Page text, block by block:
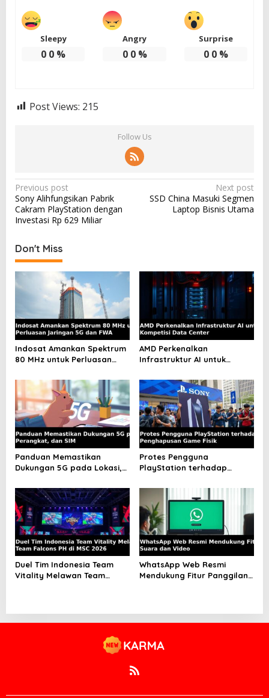
Sleepy
0 0 %
Angry
0 0%
Surprise
0 0%
Post Views: 215
Follow Us
P
o
s
t
n
a
v
g
a
t
i
o
n
Previous post
Sony Alihfungsikan Pabrik
Cakram PlayStation dengan
Investasi Rp 629 Miliar
Next post
SSD China Masuki Segmen
Laptop Bisnis Utama
Don't Miss
Indosat Amankan Spektrum
80 MHz untuk Perluasan
AMD Perkenalkan
Infrastruktur AI untuk
Panduan Memastikan
Dukungan 5G pada Lokasi,
Protes Pengguna
PlayStation terhadap
Duel Tim Indonesia Team
Vitality Melawan Team
WhatsApp Web Resmi
Mendukung Fitur Panggilan